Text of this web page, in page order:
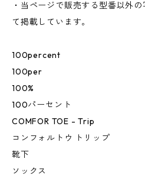
・当ページで販売する型番以外
て掲載しています。
100percent
100per
100%
100パーセント
COMFOR TOE - Trip
コンフォルトウ トリップ
靴下
ソックス